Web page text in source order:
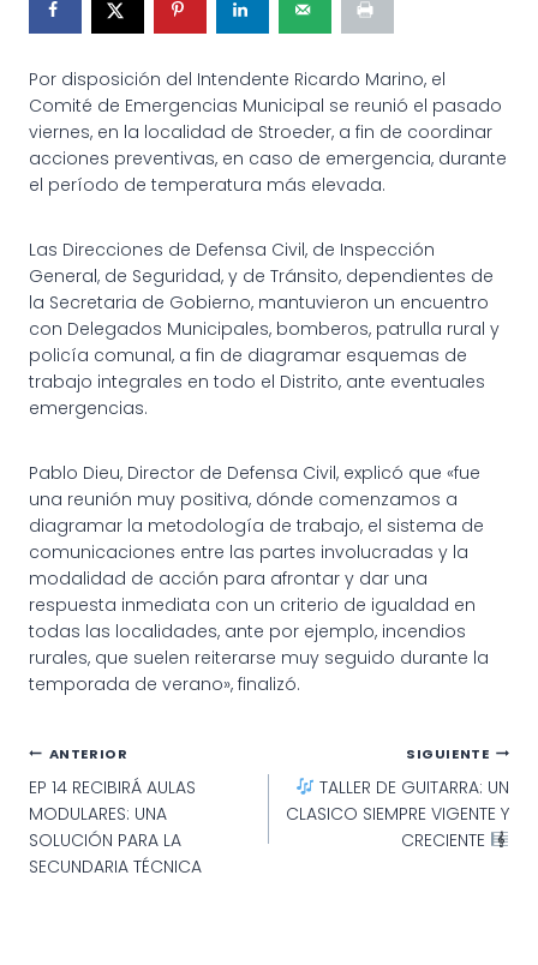
Por disposición del Intendente Ricardo Marino, el
Comité de Emergencias Municipal se reunió el pasado
viernes, en la localidad de Stroeder, a fin de coordinar
acciones preventivas, en caso de emergencia, durante
el período de temperatura más elevada.
Las Direcciones de Defensa Civil, de Inspección
General, de Seguridad, y de Tránsito, dependientes de
la Secretaria de Gobierno, mantuvieron un encuentro
con Delegados Municipales, bomberos, patrulla rural y
policía comunal, a fin de diagramar esquemas de
trabajo integrales en todo el Distrito, ante eventuales
emergencias.
Pablo Dieu, Director de Defensa Civil, explicó que «fue
una reunión muy positiva, dónde comenzamos a
diagramar la metodología de trabajo, el sistema de
comunicaciones entre las partes involucradas y la
modalidad de acción para afrontar y dar una
respuesta inmediata con un criterio de igualdad en
todas las localidades, ante por ejemplo, incendios
rurales, que suelen reiterarse muy seguido durante la
temporada de verano», finalizó.
Navegación
de
entradas
ANTERIOR
EP 14 RECIBIRÁ AULAS
MODULARES: UNA
SOLUCIÓN PARA LA
SECUNDARIA TÉCNICA
SIGUIENTE
TALLER DE GUITARRA: UN
CLASICO SIEMPRE VIGENTE Y
CRECIENTE